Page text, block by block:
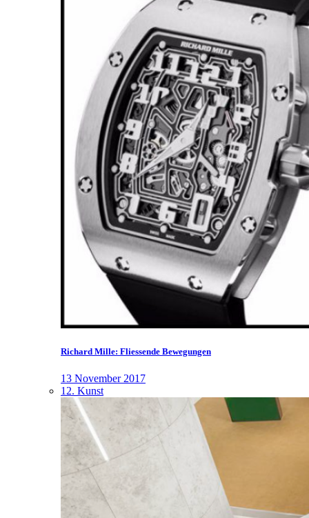
Richard Mille: Fliessende Bewegungen
13 November 2017
12. Kunst